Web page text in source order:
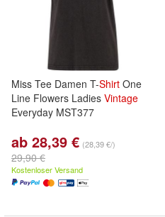
Miss Tee Damen T-Shirt One
Line Flowers Ladies Vintage
Everyday MST377
ab 28,39 € (28,39 €/)
29,90 €
Kostenloser Versand